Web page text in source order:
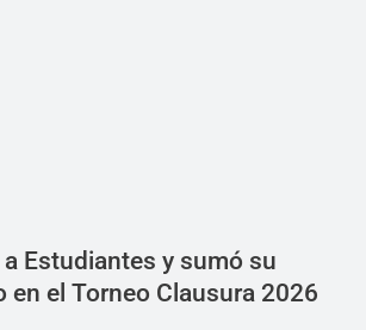
Estudiantes y sumó su
en el Torneo Clausura 2026